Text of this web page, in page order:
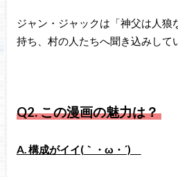
ジャン・ジャックは「神父は人狼
持ち、村の人たちへ聞き込みして
Q2.この漫画の魅力は？
A. 構成がイイ(｀・ω・´)ゞ